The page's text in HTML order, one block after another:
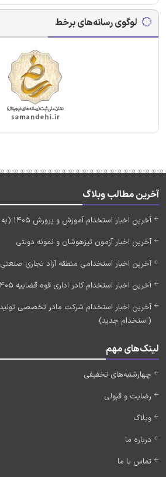
لوگوی رسانه‌های برخط
آخرین مطالب وبلاگ
آخرین اخبار استخدام آموزش و پرورش 1405 (به زودی)
آخرین اخبار آزمون تیزهوشان و نمونه دولتی
آخرین اخبار استخدامی منطقه آزاد تجاری صنعتی 1405
آخرین اخبار استخدام کادر اداری قوه قضاییه 1405 (به زودی)
(استخدام جدید)
لینک‌های مهم
چهارشنبه‌های تخفیفی
رضایت و قبولی
وبلاگ
درباره ما
تماس با ما